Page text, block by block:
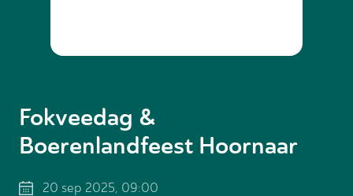
Fokveedag &
Boerenlandfeest Hoornaar
20 sep 2025, 09:00